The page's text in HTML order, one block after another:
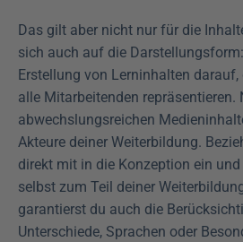
Das gilt aber nicht nur für die
sich auch auf die
Erstellung von Lerninhalten
alle Mitarbeitenden repräsentieren.
abwechslungsreichen
Akteure deiner Weiterbildung.
direkt mit in die Konzeption ein
selbst zum Teil deiner
garantierst du auch die
Unterschiede, Sprachen oder